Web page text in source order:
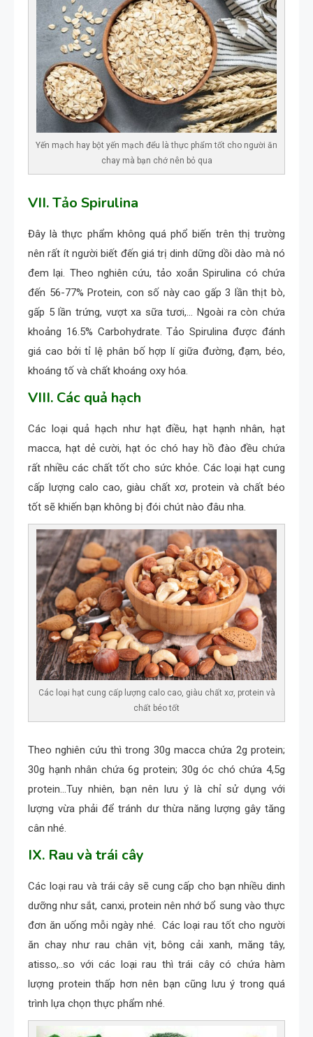
Yến mạch hay bột yến mạch đểu là thực phẩm tốt cho người ăn
chay mà bạn chớ nên bỏ qua
VII. Tảo Spirulina
Đây là thực phẩm không quá phổ biến trên thị trường
nên rất ít người biết đến giá trị dinh dững dồi dào mà nó
đem lại. Theo nghiên cứu, tảo xoắn Spirulina có chứa
đến 56-77% Protein, con số này cao gấp 3 lần thịt bò,
gấp 5 lần trứng, vượt xa sữa tươi,… Ngoài ra còn chứa
khoảng 16.5% Carbohydrate. Tảo Spirulina được đánh
giá cao bởi tỉ lệ phân bố hợp lí giữa đường, đạm, béo,
khoáng tố và chất khoáng oxy hóa.
VIII. Các quả hạch
Các loại quả hạch như hạt điều, hạt hạnh nhân, hạt
macca, hạt dẻ cười, hạt óc chó hay hồ đào đều chứa
rất nhiều các chất tốt cho sức khỏe. Các loại hạt cung
cấp lượng calo cao, giàu chất xơ, protein và chất béo
tốt sẽ khiến bạn không bị đói chút nào đâu nha.
Các loại hạt cung cấp lượng calo cao, giàu chất xơ, protein và
chất béo tốt
Theo nghiên cứu thì trong 30g macca chứa 2g protein;
30g hạnh nhân chứa 6g protein; 30g óc chó chứa 4,5g
protein…Tuy nhiên, bạn nên lưu ý là chỉ sử dụng với
lượng vừa phải để tránh dư thừa năng lượng gây tăng
cân nhé.
IX. Rau và trái cây
Các loại rau và trái cây sẽ cung cấp cho bạn nhiều dinh
dưỡng như sắt, canxi, protein nên nhớ bổ sung vào thực
đơn ăn uống mỗi ngày nhé. Các loại rau tốt cho người
ăn chay như rau chân vịt, bông cải xanh, măng tây,
atisso,..so với các loại rau thì trái cây có chứa hàm
lượng protein thấp hơn nên bạn cũng lưu ý trong quá
trình lựa chọn thực phẩm nhé.